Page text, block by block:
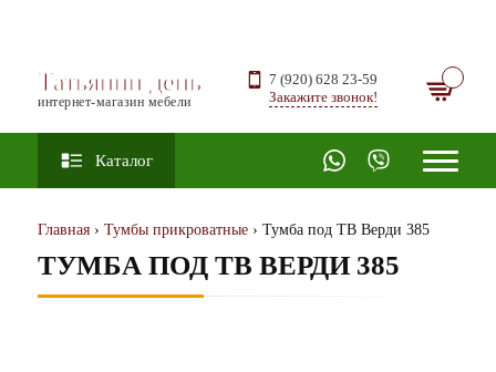
Татьянин день
интернет-магазин мебели
7 (920) 628 23-59
Закажите звонок!
Каталог
Главная › Тумбы прикроватные › Тумба под ТВ Верди 385
ТУМБА ПОД ТВ ВЕРДИ 385